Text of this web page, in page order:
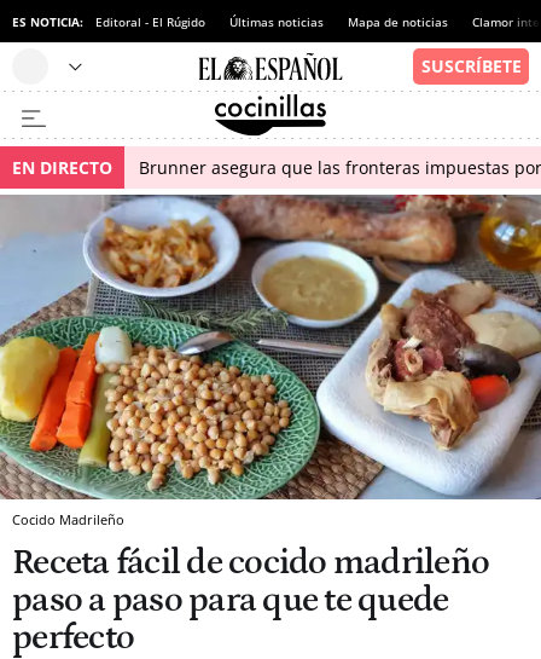
ES NOTICIA: Editoral - El Rúgido Últimas noticias Mapa de noticias Clamor
EN DIRECTO Brunner asegura que las fronteras impuestas
Cocido Madrileño
Receta fácil de cocido madrileño
paso a paso para que te quede
perfecto